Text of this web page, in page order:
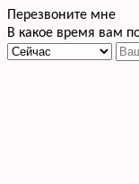
Перезвоните мне
В какое время вам